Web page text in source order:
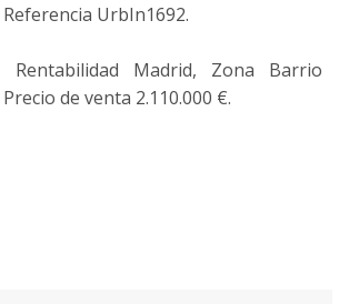
UrbIn1692.
Madrid, Zona Barrio
de venta 2.110.000 €.